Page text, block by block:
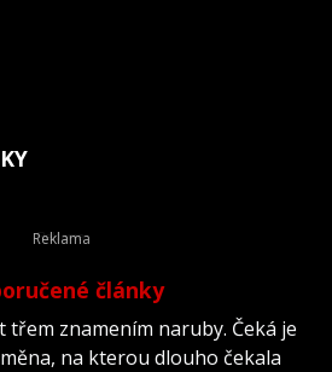
články
znamením naruby. Čeká je
na kterou dlouho čekala